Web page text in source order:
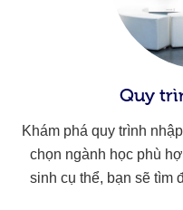
Quy
Khám phá quy trình
chọn ngành học phù
sinh cụ thể, bạn sẽ tìm